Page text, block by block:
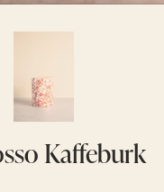
Kaffeburk